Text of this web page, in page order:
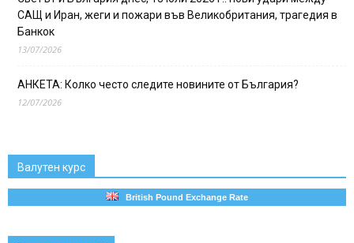
САЩ и Иран, жеги и пожари във Великобритания, трагедия в
Банкок
13/07/2026
АНКЕТА: Колко често следите новините от България?
12/07/2026
Валутен курс
British Pound Exchange Rate